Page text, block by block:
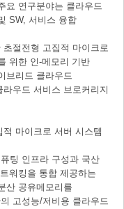
요 연구분야는 클라우드
SW, 서비스 융합
절전형 고집적 마이크로
위한 인-메모리 기반
브리드 클라우드
우드 서비스 브로커리지
마이크로 서버 시스템
팅 인프라 구성과 국산
워킹을 통합 제공하는
산 공유메모리를
고성능/저비용 클라우드